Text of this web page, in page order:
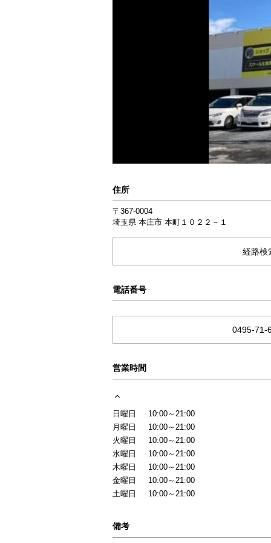
住所
〒367-0004
埼玉県 本庄市 本町１０２２－１
経路検
電話番号
0495-71-
営業時間
日曜日
10:00～21:00
月曜日
10:00～21:00
火曜日
10:00～21:00
水曜日
10:00～21:00
木曜日
10:00～21:00
金曜日
10:00～21:00
土曜日
10:00～21:00
備考